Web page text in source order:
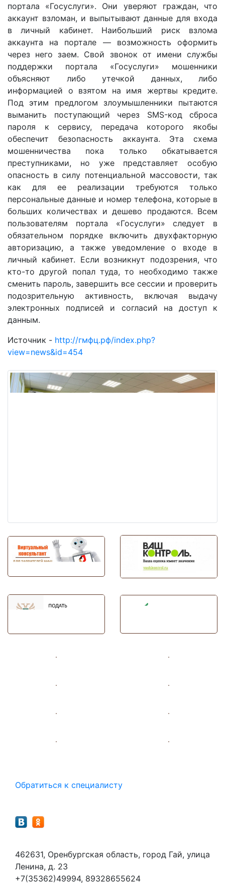
портала «Госуслуги». Они уверяют граждан, что
аккаунт взломан, и выпытывают данные для входа
в личный кабинет. Наибольший риск взлома
аккаунта на портале — возможность оформить
через него заем. Свой звонок от имени службы
поддержки портала «Госуслуги» мошенники
объясняют либо утечкой данных, либо
информацией о взятом на имя жертвы кредите.
Под этим предлогом злоумышленники пытаются
выманить поступающий через SMS-код сброса
пароля к сервису, передача которого якобы
обеспечит безопасность аккаунта. Эта схема
мошенничества пока только обкатывается
преступниками, но уже представляет особую
опасность в силу потенциальной массовости, так
как для ее реализации требуются только
персональные данные и номер телефона, которые в
больших количествах и дешево продаются. Всем
пользователям портала «Госуслуги» следует в
обязательном порядке включить двухфакторную
авторизацию, а также уведомление о входе в
личный кабинет. Если возникнут подозрения, что
кто-то другой попал туда, то необходимо также
сменить пароль, завершить все сессии и проверить
подозрительную активность, включая выдачу
электронных подписей и согласий на доступ к
данным.
Источник - http://гмфц.рф/index.php?
view=news&id=454
Обратиться к специалисту
462631, Оренбургская область, город Гай, улица
Ленина, д. 23
+7(35362)49994, 89328655624